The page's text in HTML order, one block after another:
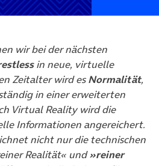
wir bei der nächsten
in neue, virtuelle
Zeitalter wird esNormalität,
in einer erweiterten
Virtual Reality wird die
Informationen angereichert.
nicht nur die technischen
Realität« und»reiner